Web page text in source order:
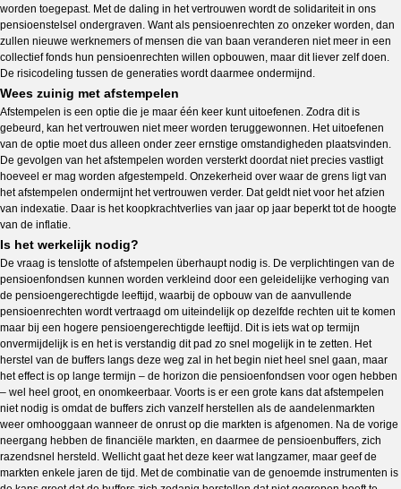
worden toegepast. Met de daling in het vertrouwen wordt de solidariteit in ons
pensioenstelsel ondergraven. Want als pensioenrechten zo onzeker worden, dan
zullen nieuwe werknemers of mensen die van baan veranderen niet meer in een
collectief fonds hun pensioenrechten willen opbouwen, maar dit liever zelf doen.
De risicodeling tussen de generaties wordt daarmee ondermijnd.
Wees zuinig met afstempelen
Afstempelen is een optie die je maar één keer kunt uitoefenen. Zodra dit is
gebeurd, kan het vertrouwen niet meer worden teruggewonnen. Het uitoefenen
van de optie moet dus alleen onder zeer ernstige omstandigheden plaatsvinden.
De gevolgen van het afstempelen worden versterkt doordat niet precies vastligt
hoeveel er mag worden afgestempeld. Onzekerheid over waar de grens ligt van
het afstempelen ondermijnt het vertrouwen verder. Dat geldt niet voor het afzien
van indexatie. Daar is het koopkrachtverlies van jaar op jaar beperkt tot de hoogte
van de inflatie.
Is het werkelijk nodig?
De vraag is tenslotte of afstempelen überhaupt nodig is. De verplichtingen van de
pensioenfondsen kunnen worden verkleind door een geleidelijke verhoging van
de pensioengerechtigde leeftijd, waarbij de opbouw van de aanvullende
pensioenrechten wordt vertraagd om uiteindelijk op dezelfde rechten uit te komen
maar bij een hogere pensioengerechtigde leeftijd. Dit is iets wat op termijn
onvermijdelijk is en het is verstandig dit pad zo snel mogelijk in te zetten. Het
herstel van de buffers langs deze weg zal in het begin niet heel snel gaan, maar
het effect is op lange termijn – de horizon die pensioenfondsen voor ogen hebben
– wel heel groot, en onomkeerbaar. Voorts is er een grote kans dat afstempelen
niet nodig is omdat de buffers zich vanzelf herstellen als de aandelenmarkten
weer omhooggaan wanneer de onrust op die markten is afgenomen. Na de vorige
neergang hebben de financiële markten, en daarmee de pensioenbuffers, zich
razendsnel hersteld. Wellicht gaat het deze keer wat langzamer, maar geef de
markten enkele jaren de tijd. Met de combinatie van de genoemde instrumenten is